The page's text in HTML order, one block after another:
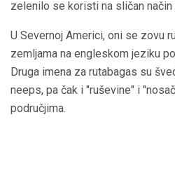
zelenilo se koristi na sličan
U Severnoj Americi, oni se zovu
zemljama na engleskom jeziku
Druga imena za rutabagas su
neeps, pa čak i "ruševine" i
područjima.